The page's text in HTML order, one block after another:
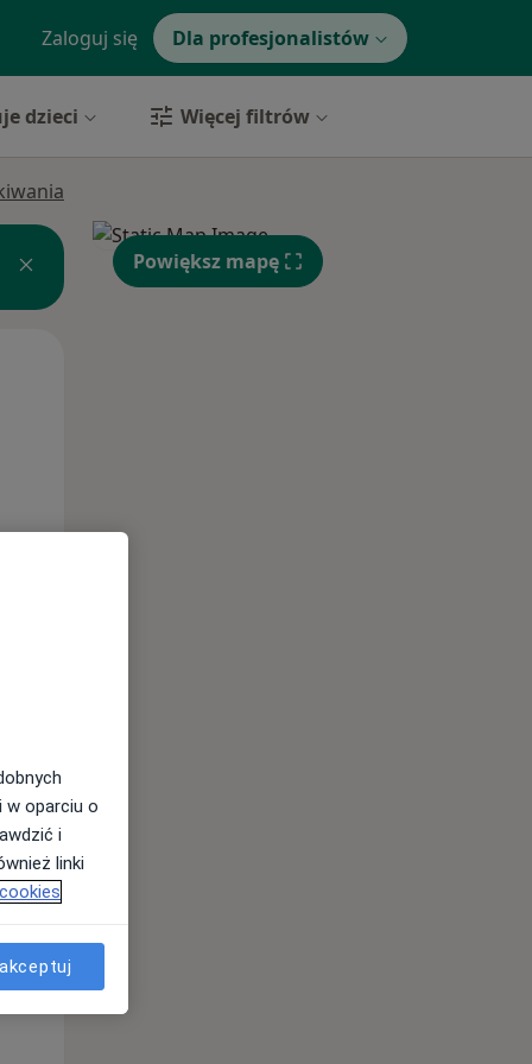
Zaloguj się Dla profesjonalistów
dzieci Więcej filtrów
Wt,
11 Sie
Powiększ mapę
w oparciu o
i
linki